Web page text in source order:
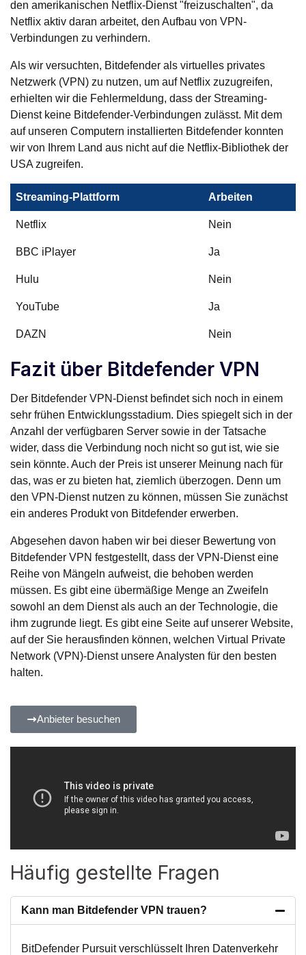
den amerikanischen Netflix-Dienst "freizuschalten", da
Netflix aktiv daran arbeitet, den Aufbau von VPN-
Verbindungen zu verhindern.
Als wir versuchten, Bitdefender als virtuelles privates
Netzwerk (VPN) zu nutzen, um auf Netflix zuzugreifen,
erhielten wir die Fehlermeldung, dass der Streaming-
Dienst keine Bitdefender-Verbindungen zulässt. Mit dem
auf unseren Computern installierten Bitdefender konnten
wir von Ihrem Land aus nicht auf die Netflix-Bibliothek der
USA zugreifen.
Streaming-Plattform Arbeiten
Netflix Nein
BBC iPlayer Ja
Hulu Nein
YouTube Ja
DAZN Nein
Fazit über Bitdefender VPN
Der Bitdefender VPN-Dienst befindet sich noch in einem
sehr frühen Entwicklungsstadium. Dies spiegelt sich in der
Anzahl der verfügbaren Server sowie in der Tatsache
wider, dass die Verbindung noch nicht so gut ist, wie sie
sein könnte. Auch der Preis ist unserer Meinung nach für
das, was er zu bieten hat, ziemlich überzogen. Denn um
den VPN-Dienst nutzen zu können, müssen Sie zunächst
ein anderes Produkt von Bitdefender erwerben.
Abgesehen davon haben wir bei dieser Bewertung von
Bitdefender VPN festgestellt, dass der VPN-Dienst eine
Reihe von Mängeln aufweist, die behoben werden
müssen. Es gibt eine übermäßige Menge an Zweifeln
sowohl an dem Dienst als auch an der Technologie, die
ihm zugrunde liegt. Es gibt eine Seite auf unserer Website,
auf der Sie herausfinden können, welchen Virtual Private
Network (VPN)-Dienst unsere Analysten für den besten
halten.
Anbieter besuchen
Häufig gestellte Fragen
Kann man Bitdefender VPN trauen?
BitDefender Pursuit verschlüsselt Ihren Datenverkehr